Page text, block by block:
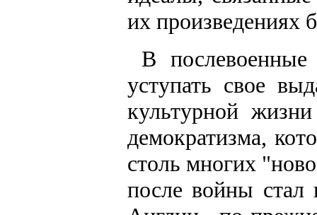
их произведениях
В
уступать свое
культурной
демократизма,
столь многих
после войны стал